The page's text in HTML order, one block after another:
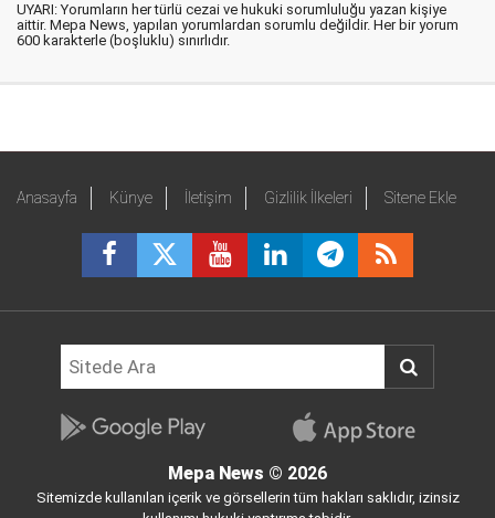
UYARI: Yorumların her türlü cezai ve hukuki sorumluluğu yazan kişiye
aittir. Mepa News, yapılan yorumlardan sorumlu değildir. Her bir yorum
600 karakterle (boşluklu) sınırlıdır.
Anasayfa Künye İletişim Gizlilik İlkeleri Sitene Ekle
Mepa News © 2026
Sitemizde kullanılan içerik ve görsellerin tüm hakları saklıdır, izinsiz